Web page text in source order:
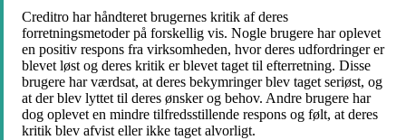
Creditro har håndteret brugernes kritik af deres
forretningsmetoder på forskellig vis. Nogle brugere har oplevet
en positiv respons fra virksomheden, hvor deres udfordringer er
blevet løst og deres kritik er blevet taget til efterretning. Disse
brugere har værdsat, at deres bekymringer blev taget seriøst, og
at der blev lyttet til deres ønsker og behov. Andre brugere har
dog oplevet en mindre tilfredsstillende respons og følt, at deres
kritik blev afvist eller ikke taget alvorligt.